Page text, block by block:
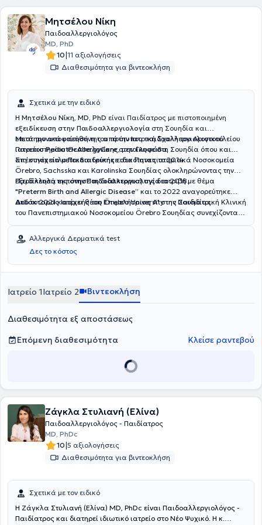
Μητσέλου Νίκη
Παιδοαλλεργιολόγος
MD, PhD
10|11 αξιολογήσεις
Διαθεσιμότητα για βιντεοκλήση
Σχετικά με την ειδικό
Η Μητσέλου Νίκη, MD, PhD είναι Παιδίατρος με πιστοποιημένη
εξειδίκευση στην Παιδοαλλεργιολογία στη Σουηδία και
επιστημονικά υπεύθυνη του πρότυπου παιδοαλλεργιολογικού
ιατρείουPediatricAllergyCareστηνΓλυφάδα.
Μετά την αποφοίτησή της από την Ιατρική Σχολή του Αριστοτελείου
Πανεπιστημίου Θεσσαλονίκης, μετοίκησε στη Σουηδία όπου και
απέκτησε τίτλοΠαιδιατρικήςειδικότητας το 2014.
Στη συνέχεια μετεκπαιδεύτηκε στα Πανεπιστημιακά Νοσοκομεία
Örebro, Sachsska και Karolinska Σουηδίας ολοκληρώνοντας την
εξειδίκευσή της στηνΠαιδοαλλεργιολογίατο 2018.
Παράλληλα εκπόνησε τη διδακτορική της διατριβή με θέμα
"Preterm Birth and Allergic Disease” και το 2022 αναγορεύτηκε
ΔιδάκτοραςΙατρικής του Örebro University της Σουηδίας.
Από το 2021 κατέχει θέση Επιμελήτριας Α'στην Παιδιατρική Κλινική
του Πανεπιστημιακού Νοσοκομείου Örebro Σουηδίας συνεχίζοντας
Αλλεργικά Δερματικά test
Δες το κόστος
Ιατρείο 1Ιατρείο 2 Βιντεοκλήση
Διαθεσιμότητα εξ αποστάσεως
Επόμενη διαθεσιμότητα
Κλείσε ραντεβού
Ζάγκλα Στυλιανή (Ελίνα)
Παιδοαλλεργιολόγος - Παιδίατρος
MD, PhDc
10|5 αξιολογήσεις
Διαθεσιμότητα για βιντεοκλήση
Σχετικά με τον ειδικό
Η Ζάγκλα Στυλιανή (Ελίνα) MD, PhDc είναι Παιδοαλλεργιολόγος -
Παιδίατρος και διατηρεί ιδιωτικό ιατρείο στο Νέο Ψυχικό. Η κ.